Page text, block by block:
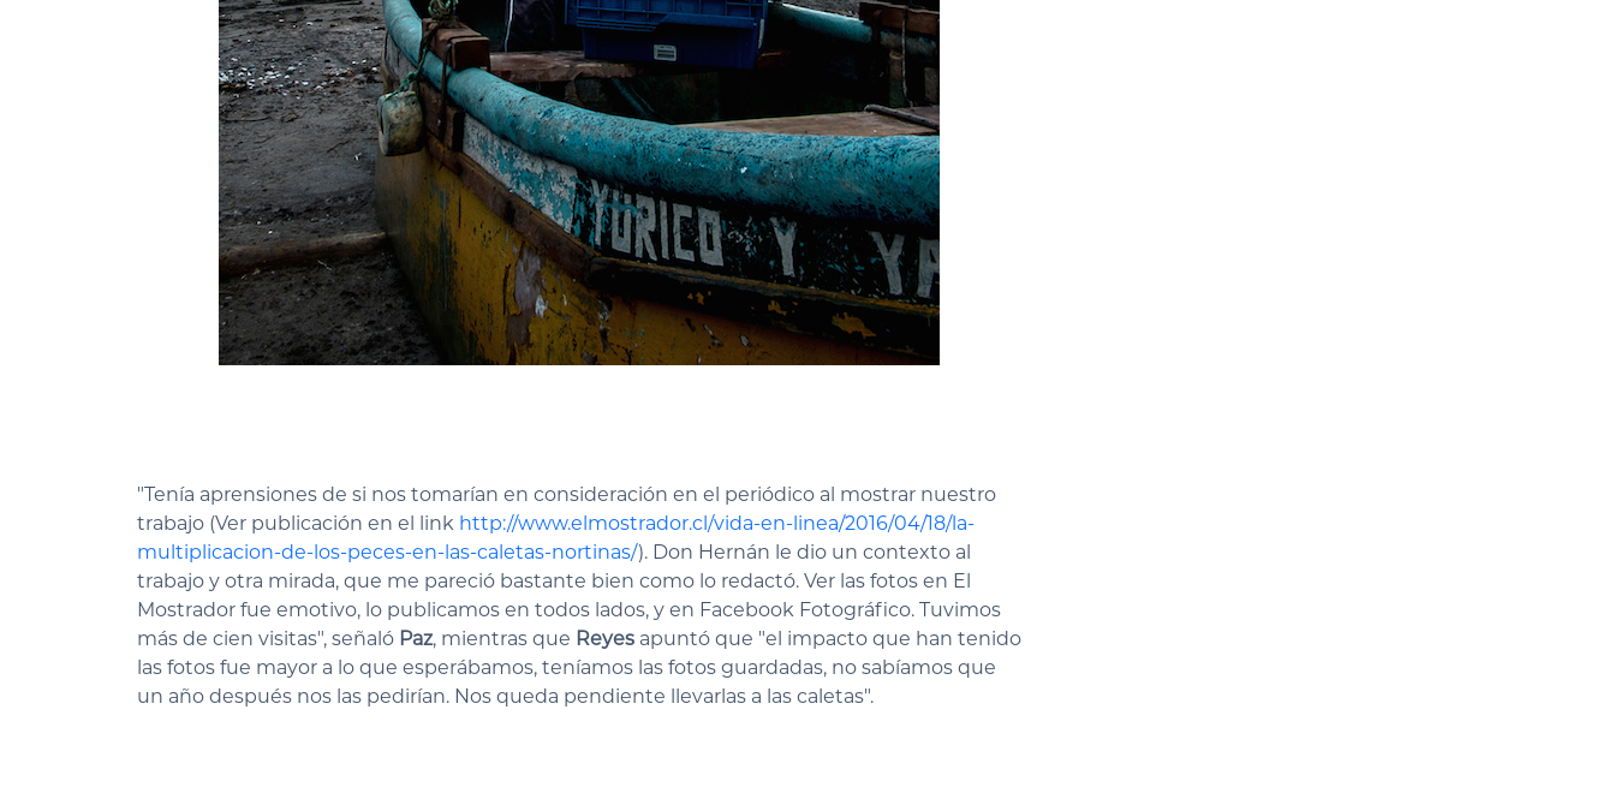
"Tenía aprensiones de si nos tomarían en consideración en el periódico al mostrar nuestro
trabajo (Ver publicación en el link http://www.elmostrador.cl/vida-en-linea/2016/04/18/la-
multiplicacion-de-los-peces-en-las-caletas-nortinas/). Don Hernán le dio un contexto al
trabajo y otra mirada, que me pareció bastante bien como lo redactó. Ver las fotos en El
Mostrador fue emotivo, lo publicamos en todos lados, y en Facebook Fotográfico. Tuvimos
más de cien visitas", señaló Paz, mientras que Reyes apuntó que "el impacto que han tenido
las fotos fue mayor a lo que esperábamos, teníamos las fotos guardadas, no sabíamos que
un año después nos las pedirían. Nos queda pendiente llevarlas a las caletas".